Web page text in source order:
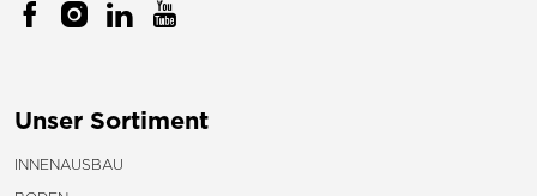
Unser Sortiment
INNENAUSBAU